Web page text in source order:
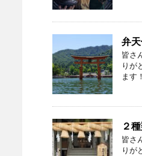
弁
皆さ
りが
ます
２
皆さ
りが